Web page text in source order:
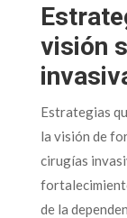
visión
Estrategias
la visión de
cirugías
de la